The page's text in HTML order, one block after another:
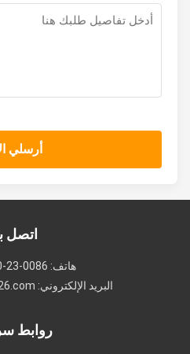
أرسلي الآن
اتصل بنا
هاتف: 0086-23-67898320
البريد الإلكتروني: bamxvanesa@126.com
روابط سريعة